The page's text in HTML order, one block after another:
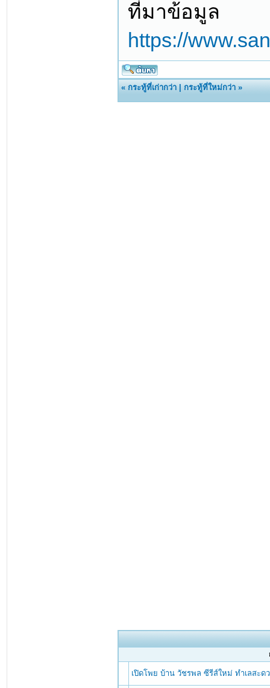
ที่มาข้อมูล
https://
«กระทู้ที่เก่ากว่า |กระทู้ที่ใหม่กว่า »
เปิดโพย บ้าน วัชรพล ซีรีส์ใหม่ ทำเลสะด